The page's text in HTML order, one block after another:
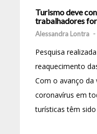
Turismo deve
trabalhadores
Alessandra Lontra -
Pesquisa
reaquecimento
Com o avanço da
coronavírus em
turísticas têm